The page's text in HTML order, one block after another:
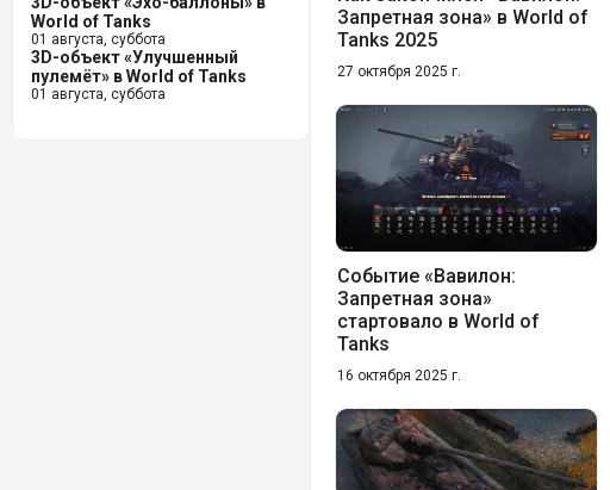
World of Tanks
01 августа, суббота
3D-объект «Улучшенный
пулемёт» в World of Tanks
01 августа, суббота
Запретная зона» в World of
Tanks 2025
27 октября 2025 г.
Событие «Вавилон:
Запретная зона»
стартовало в World of
Tanks
16 октября 2025 г.